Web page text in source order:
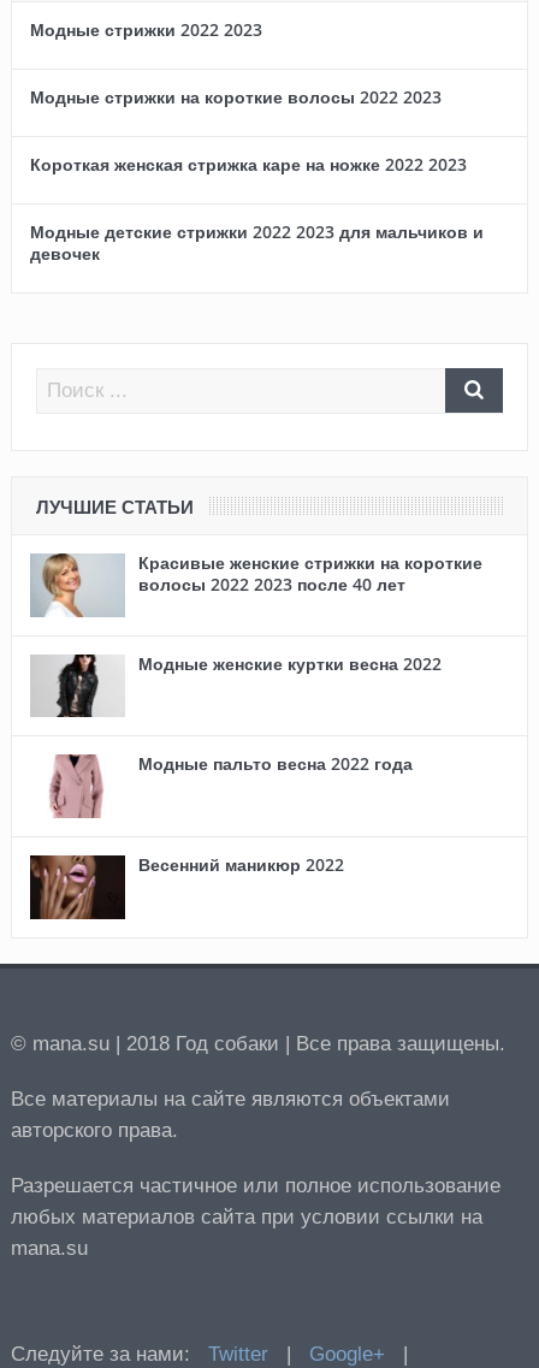
Модные стрижки 2022 2023
Модные стрижки на короткие волосы 2022 2023
Короткая женская стрижка каре на ножке 2022 2023
Модные детские стрижки 2022 2023 для мальчиков и
девочек
ЛУЧШИЕ СТАТЬИ
Красивые женские стрижки на короткие
волосы 2022 2023 после 40 лет
Модные женские куртки весна 2022
Модные пальто весна 2022 года
Весенний маникюр 2022
© mana.su | 2018 Год собаки | Все права защищены.
Все материалы на сайте являются объектами
авторского права.
Разрешается частичное или полное использование
любых материалов сайта при условии ссылки на
mana.su
Следуйте за нами: Twitter | Google+ |